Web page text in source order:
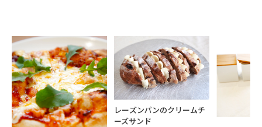
レーズンパンのクリームチ
ーズサンド